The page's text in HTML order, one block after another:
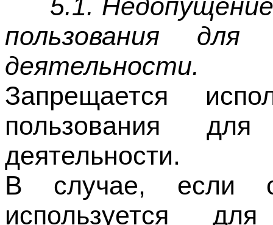
деятельности.
Запрещается
пользования для
деятельности.
В случае, если
используется
деятельности,